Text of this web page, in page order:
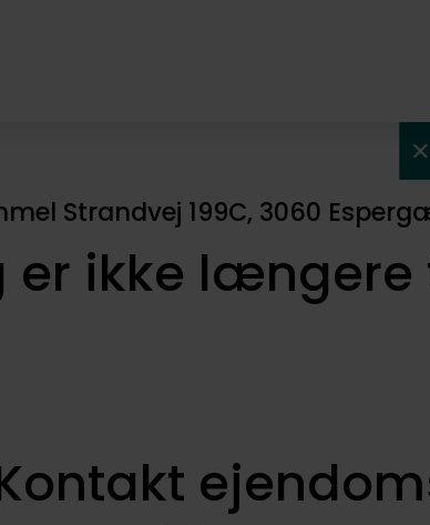
Strandvej 199C, 3060
er ikke